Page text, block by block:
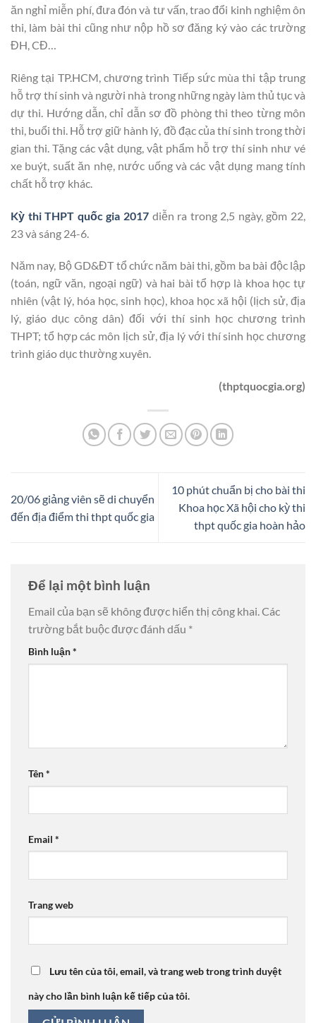
ăn nghỉ miễn phí, đưa đón và tư vấn, trao đổi kinh nghiệm ôn
thi, làm bài thi cũng như nộp hồ sơ đăng ký vào các trường
ĐH, CĐ…
Riêng tại TP.HCM, chương trình Tiếp sức mùa thi tập trung
hỗ trợ thí sinh và người nhà trong những ngày làm thủ tục và
dự thi. Hướng dẫn, chỉ dẫn sơ đồ phòng thi theo từng môn
thi, buổi thi. Hỗ trợ giữ hành lý, đồ đạc của thí sinh trong thời
gian thi. Tặng các vật dụng, vật phẩm hỗ trợ thí sinh như vé
xe buýt, suất ăn nhẹ, nước uống và các vật dụng mang tính
chất hỗ trợ khác.
Kỳ thi THPT quốc gia 2017diễn ra trong 2,5 ngày, gồm 22,
23 và sáng 24-6.
Năm nay, Bộ GD&ĐT tổ chức năm bài thi, gồm ba bài độc lập
(toán, ngữ văn, ngoại ngữ) và hai bài tổ hợp là khoa học tự
nhiên (vật lý, hóa học, sinh học), khoa học xã hội (lịch sử, địa
lý, giáo dục công dân) đối với thí sinh học chương trình
THPT; tổ hợp các môn lịch sử, địa lý với thí sinh học chương
trình giáo dục thường xuyên.
(thptquocgia.org)
20/06 giảng viên sẽ di chuyển
đến địa điểm thi thpt quốc gia
10 phút chuẩn bị cho bài thi
Khoa học Xã hội cho kỳ thi
thpt quốc gia hoàn hảo
Để lại một bình luận
Email của bạn sẽ không được hiển thị công khai.Các
trường bắt buộc được đánh dấu *
Bình luận*
Tên*
Email *
Trang web
Lưu tên của tôi, email, và trang web trong trình duyệt
này cho lần bình luận kế tiếp của tôi.